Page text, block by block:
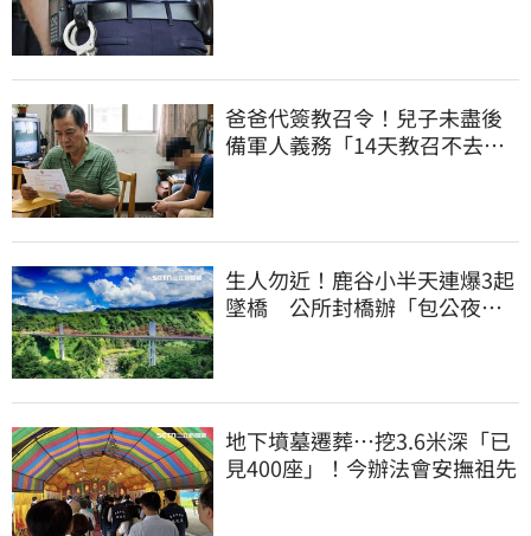
爸爸代簽教召令！兒子未盡後
備軍人義務「14天教召不去」
生人勿近！鹿谷小半天連爆3起
墜橋 公所封橋辦「包公夜
地下墳墓遷葬…挖3.6米深「已
見400座」！今辦法會安撫祖先